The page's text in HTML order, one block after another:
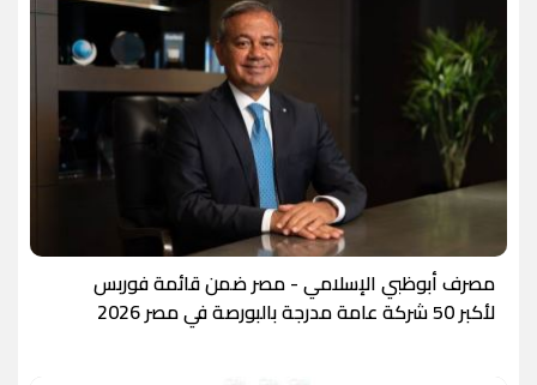
مصرف أبوظبي الإسلامي - مصر ضمن قائمة فوربس
لأكبر 50 شركة عامة مدرجة بالبورصة في مصر 2026